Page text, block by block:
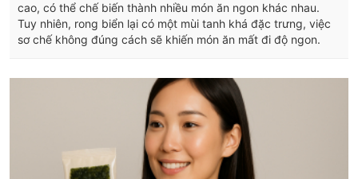
cao, có thể chế biến thành nhiều món ăn ngon khác nhau.
Tuy nhiên, rong biển lại có một mùi tanh khá đặc trưng, việc
sơ chế không đúng cách sẽ khiến món ăn mất đi độ ngon.